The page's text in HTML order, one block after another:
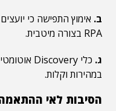
ב. אימוץ התפישה כי
RPA בצורה מיטבית.
ג.
במהירות וקלות.
הסיבות לאי